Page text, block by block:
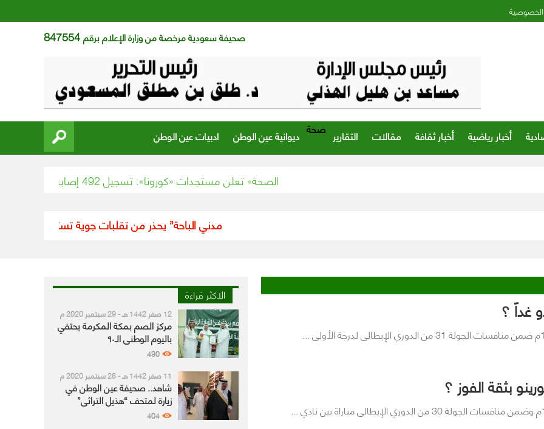
صحيفة سعودية مرخصة من وزارة الإعلام برقم847554
أخبار رياضية أخبار ثقافة مقالات التقارير صحة ديوانية عين الوطن ادبيات عين الوطن
«الصحة» تعلن مستجدات «كورونا»: تسجيل 492 إصابة جديدة و592 حالة تعافي و26 وفاة
“مدني الباحة” يحذر من تقلبات جوية تستمر حتى 7 مساء
غداً ؟
بثقة الفوز ؟
الاكثر قراءة
12 صفر 1442 هـ - 29 سبتمبر 2020 م
مركز الصم بمكة المكرمة يحتفي
باليوم الوطني الـ٩٠
490
11 صفر 1442 هـ - 28 سبتمبر 2020 م
شاهد.. صحيفة عين الوطن في
زيارة لمتحف “هذيل التراثي”
404